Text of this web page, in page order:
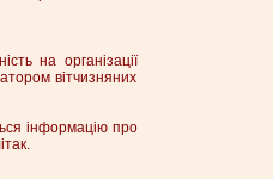
на організації
вітчизняних
інформацію про